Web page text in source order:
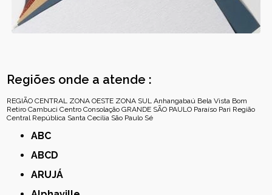
Regiões onde a atende :
REGIÃO CENTRAL ZONA OESTE ZONA SUL Anhangabaú Bela Vista Bom
Retiro Cambuci Centro Consolação GRANDE SÃO PAULO Paraíso Pari Região
Central República Santa Cecília São Paulo Sé
ABC
ABCD
ARUJÁ